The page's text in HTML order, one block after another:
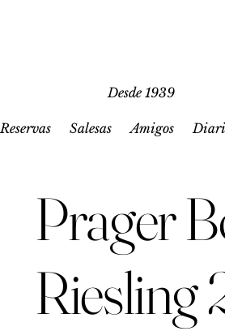
Reservas Salesas Amigos
Desde 1939
Prager
Riesling